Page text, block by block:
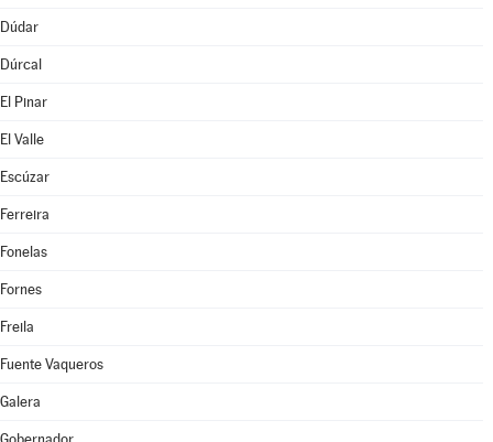
Dúdar
Dúrcal
El Pinar
El Valle
Escúzar
Ferreira
Fonelas
Fornes
Freila
Fuente Vaqueros
Galera